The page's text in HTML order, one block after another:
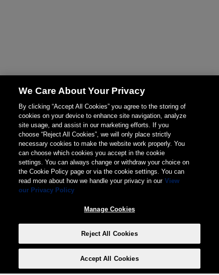
We Care About Your Privacy
By clicking “Accept All Cookies” you agree to the storing of
cookies on your device to enhance site navigation, analyze
site usage, and assist in our marketing efforts. If you
choose “Reject All Cookies”, we will only place strictly
necessary cookies to make the website work properly. You
can choose which cookies you accept in the cookie
settings. You can always change or withdraw your choice on
the Cookie Policy page or via the cookie settings. You can
read more about how we handle your privacy in our View
our Privacy Policy
Manage Cookies
Reject All Cookies
Accept All Cookies